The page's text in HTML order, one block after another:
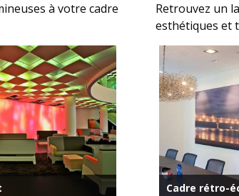
à votre cadre
Retrouvez un
esthétiques et
Cadre rétro-